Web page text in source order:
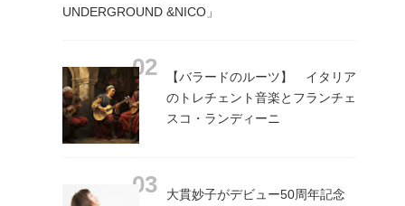
UNDERGROUND &NICO」
【バラードのルーツ】 イタリア
のトレチェント音楽とフランチェ
スコ・ランディーニ
大貫妙子がデビュー50周年記念